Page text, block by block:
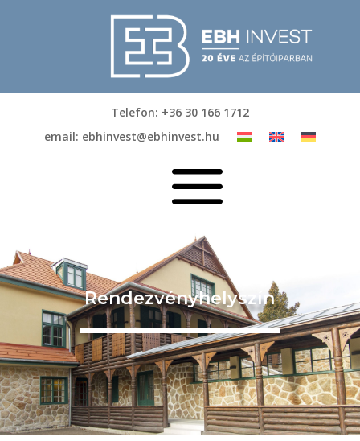
Telefon: +36 30 166 1712
email: ebhinvest@ebhinvest.hu
a
Rendezvényhelyszín